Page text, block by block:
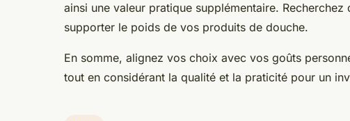
ainsi une valeur pratique supplémentaire.
supporter le poids de vos produits de douche.
En somme, alignez vos choix avec vos goûts
tout en considérant la qualité et la praticité pour un